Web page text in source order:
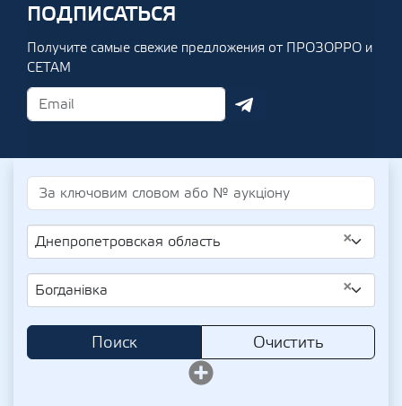
ПОДПИСАТЬСЯ
Получите самые свежие предложения от ПРОЗОРРО и
СЕТАМ
×
Днепропетровская область
×
Богданівка
Поиск Очистить